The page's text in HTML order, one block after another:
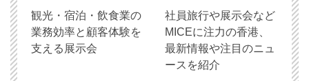
観光・宿泊・飲食業の
業務効率と顧客体験を
支える展示会
社員旅行や展示会など
MICEに注力の香港、
最新情報や注目のニュ
ースを紹介